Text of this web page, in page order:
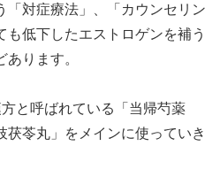
「対症療法」、「カウンセリン
も低下したエストロゲンを補う
あります。
と呼ばれている「当帰芍薬
茯苓丸」をメインに使っていき